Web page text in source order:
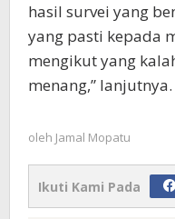
hasil survei yang
yang pasti kepada
mengikut yang
menang,”
oleh Jamal Mopatu
Ikuti Kami Pada